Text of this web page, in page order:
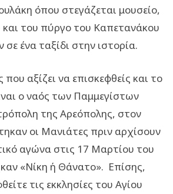
όπου στεγάζεται μουσείο,
του πύργο του Καπετανάκου
ένα ταξίδι στην ιστορία.
που αξίζει να επισκεφθείς και το
ο ναός των Παμμεγίστων
της Αρεόπολης, στον
οι Μανιάτες πριν αρχίσουν
αγώνα στις 17 Μαρτίου του
«Νίκη ή Θάνατο». Επίσης,
τις εκκλησίες του Αγίου